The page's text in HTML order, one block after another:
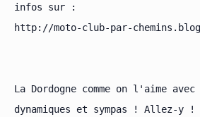
infos sur :
http://moto-club-par-
La Dordogne comme on l'aime
dynamiques et sympas ! Allez-y !